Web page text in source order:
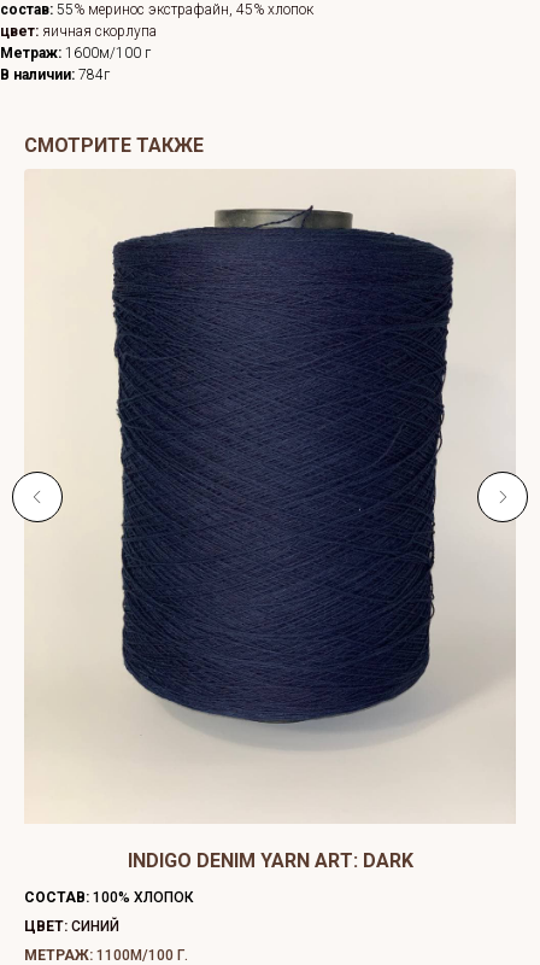
состав: 55% меринос экстрафайн, 45% хлопок
цвет: яичная скорлупа
Метраж: 1600м/100 г
В наличии: 784г
СМОТРИТЕ ТАКЖЕ
INDIGO DENIM YARN ART: DARK
СОСТАВ: 100% ХЛОПОК
ЦВЕТ: СИНИЙ
МЕТРАЖ: 1100М/100 Г.